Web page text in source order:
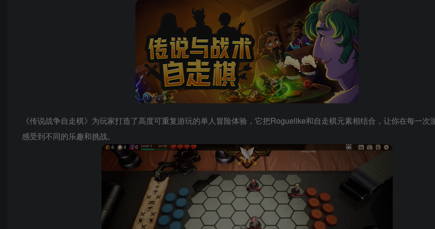
《传说战争自走棋》为玩家打造了高度可重复游玩的单人冒险体验，它把Roguelike和自走棋元素相结合，让你在每一次
感受到不同的乐趣和挑战。